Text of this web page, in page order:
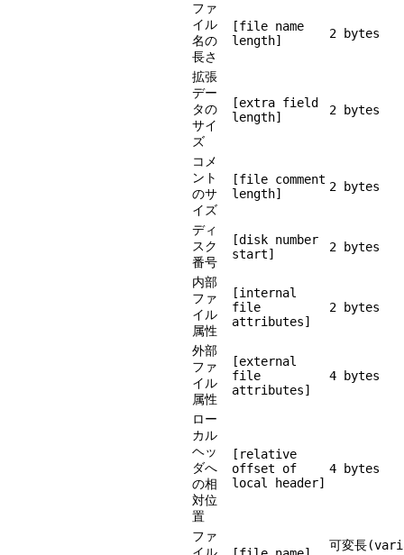
ファ
イル
名の
長さ
[file name
length]
2 bytes
拡張
デー
タの
サイ
ズ
[extra field
length]
2 bytes
コメ
ント
のサ
イズ
[file comment
length]
2 bytes
ディ
スク
番号
[disk number
start]
2 bytes
内部
ファ
イル
属性
[internal
file
attributes]
2 bytes
外部
ファ
イル
属性
[external
file
attributes]
4 bytes
ロー
カル
ヘッ
ダへ
の相
対位
置
[relative
offset of
local header]
4 bytes
ファ
可変長